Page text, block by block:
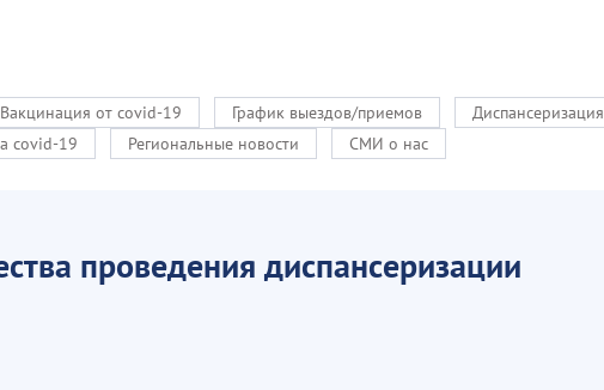
Вакцинация от covid-19 График выездов/приемов Диспансеризация
covid-19 Региональные новости СМИ о нас
проведения диспансеризации